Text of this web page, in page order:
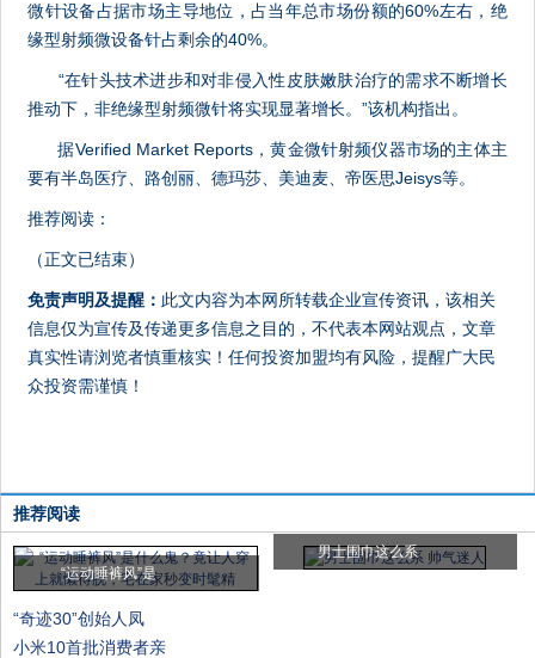
微针设备占据市场主导地位，占当年总市场份额的60%左右，绝
缘型射频微设备针占剩余的40%。
“在针头技术进步和对非侵入性皮肤嫩肤治疗的需求不断增长
推动下，非绝缘型射频微针将实现显著增长。”该机构指出。
据Verified Market Reports，黄金微针射频仪器市场的主体主
要有半岛医疗、路创丽、德玛莎、美迪麦、帝医思Jeisys等。
推荐阅读：
（正文已结束）
免责声明及提醒： 此文内容为本网所转载企业宣传资讯，该相关
信息仅为宣传及传递更多信息之目的，不代表本网站观点，文章
真实性请浏览者慎重核实！任何投资加盟均有风险，提醒广大民
众投资需谨慎！
推荐阅读
“运动睡裤风”是
男士围巾这么系
“奇迹30”创始人凤
小米10首批消费者亲